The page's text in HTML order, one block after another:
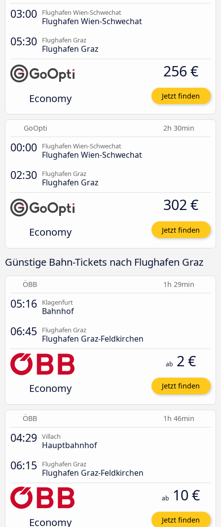
03:00 Flughafen Wien-Schwechat
Flughafen Wien-Schwechat
05:30 Flughafen Graz
Flughafen Graz
Economy
256 €
Jetzt finden
GoOpti 2h 30min
00:00 Flughafen Wien-Schwechat
Flughafen Wien-Schwechat
02:30 Flughafen Graz
Flughafen Graz
Economy
302 €
Jetzt finden
Günstige Bahn-Tickets nach Flughafen Graz
ÖBB 1h 29min
05:16 Klagenfurt
Bahnhof
06:45 Flughafen Graz
Flughafen Graz-Feldkirchen
Economy
ab 2 €
Jetzt finden
ÖBB 1h 46min
04:29 Villach
Hauptbahnhof
06:15 Flughafen Graz
Flughafen Graz-Feldkirchen
Economy
ab 10 €
Jetzt finden